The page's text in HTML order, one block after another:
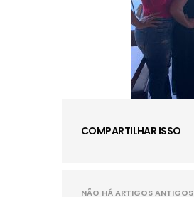
COMPARTILHAR ISSO
NÃO HÁ ARTIGOS ANTIGOS